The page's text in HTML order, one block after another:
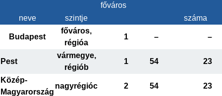
főváros
neve szintje száma
Budapest
főváros,
régióa
1 – –
Pest
vármegye,
régiób
1 54 23
Közép-
Magyarország
nagyrégióc 2 54 23